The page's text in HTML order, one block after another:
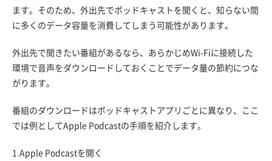
ます。そのため、外出先でポッドキャストを聞くと、知らない間
に多くのデータ容量を消費してしまう可能性があります。
外出先で聞きたい番組があるなら、あらかじめWi-Fiに接続した
環境で音声をダウンロードしておくことでデータ量の節約につな
がります。
番組のダウンロードはポッドキャストアプリごとに異なり、ここ
では例としてApple Podcastの手順を紹介します。
1.Apple Podcastを開く